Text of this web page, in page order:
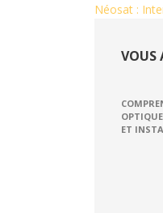
Néosat :
VOUS
ET